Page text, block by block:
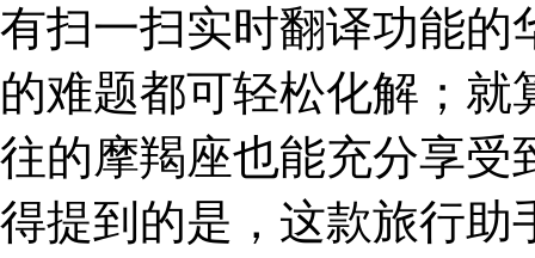
有扫一扫实时翻译功能的
的难题都可轻松化解；
往的摩羯座也能充分享受
得提到的是，这款旅行助